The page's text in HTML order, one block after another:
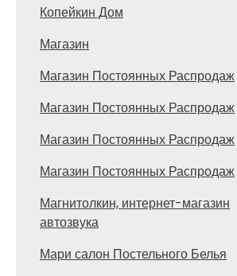
Копейкин Дом
Магазин
Магазин Постоянных Распродаж
Магазин Постоянных Распродаж
Магазин Постоянных Распродаж
Магазин Постоянных Распродаж
Магнитолкин, интернет-магазин
автозвука
Мари салон Постельного Белья